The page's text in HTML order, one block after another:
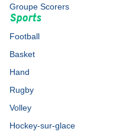
Groupe Scorers
Sports
Football
Basket
Hand
Rugby
Volley
Hockey-sur-glace